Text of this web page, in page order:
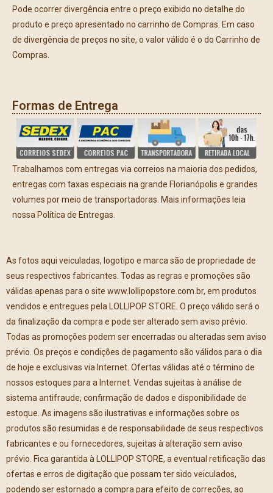
Pode ocorrer divergência entre o preço exibido no detalhe do
produto e preço apresentado no carrinho de Compras. Em caso
de divergência de preços no site, o valor válido é o do Carrinho de
Compras.
Formas de Entrega
Trabalhamos com entregas via correios na maioria dos pedidos,
entregas com taxas especiais na grande Florianópolis e grandes
volumes por meio de transportadoras. Mais informações leia
nossa Política de Entregas.
As fotos aqui veiculadas, logotipo e marca são de propriedade de
seus respectivos fabricantes. Todas as regras e promoções são
válidas apenas para o site www.lollipopstore.com.br, em produtos
vendidos e entregues pela LOLLIPOP STORE. O preço válido será o
da finalização da compra e pode ser alterado sem aviso prévio.
Todas as promoções podem ser encerradas ou alteradas sem aviso
prévio. Os preços e condições de pagamento são válidos para o dia
de hoje e exclusivas via Internet. Ofertas válidas até o término de
nossos estoques para a Internet. Vendas sujeitas à análise de
sistema antifraude, confirmação de dados e disponibilidade de
estoque. As imagens são ilustrativas e informações sobre os
produtos são resumidas e de responsabilidade de seus respectivos
fabricantes e ou fornecedores, sujeitas à alteração sem aviso
prévio. Fica garantida à LOLLIPOP STORE, a eventual retificação das
ofertas e erros de digitação que possam ter sido veiculados,
podendo ser estornado a compra para efeito de correções, ao